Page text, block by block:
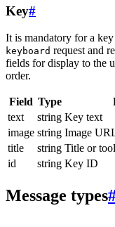
Key#
It is mandatory for a
keyboard request and
fields for display to the
order.
Field Type
text
string Key text
image string Image
title
string Title or
id
string Key ID
Message types